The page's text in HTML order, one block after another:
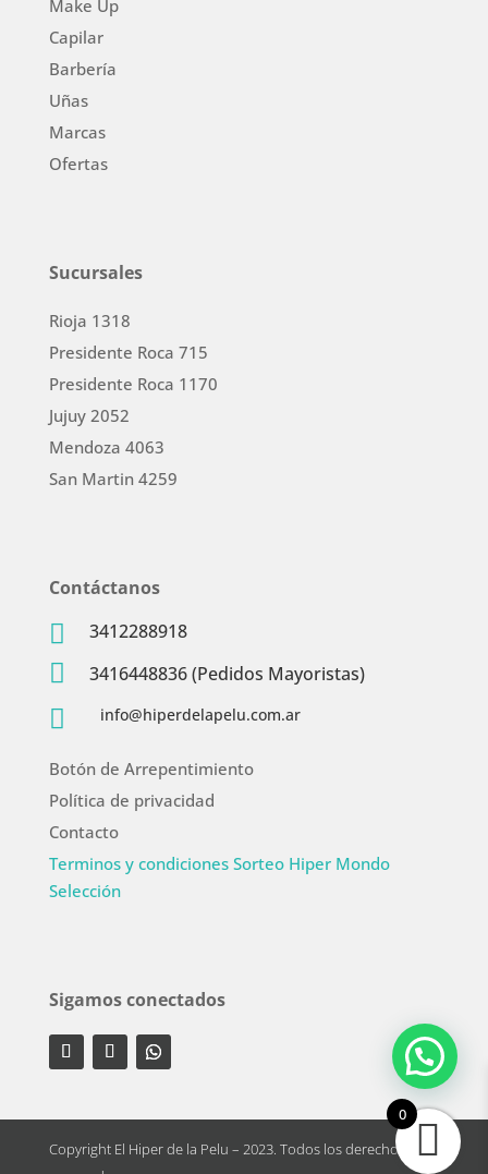
Make Up
Capilar
Barbería
Uñas
Marcas
Ofertas
Sucursales
Rioja 1318
Presidente Roca 715
Presidente Roca 1170
Jujuy 2052
Mendoza 4063
San Martin 4259
Contáctanos
 3412288918
 3416448836 (Pedidos Mayoristas)
 info@hiperdelapelu.com.ar
Botón de Arrepentimiento
Política de privacidad
Contacto
Terminos y condiciones Sorteo Hiper Mondo
Selección
Sigamos conectados
Copyright El Hiper de la Pelu – 2023. Todos los derechos
0